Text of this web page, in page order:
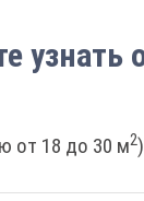
узнать
от 18 до 30 м2)